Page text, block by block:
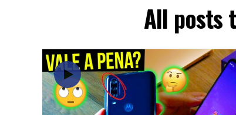
All posts